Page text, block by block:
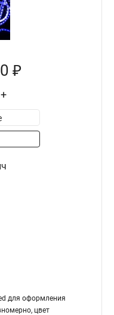
₽
+
для оформления
цвет